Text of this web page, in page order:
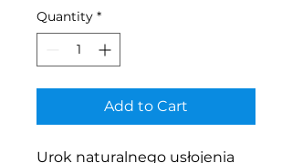
Quantity *
Add to Cart
Urok naturalnego usłojenia